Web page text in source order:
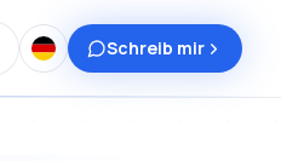
Schreib mir